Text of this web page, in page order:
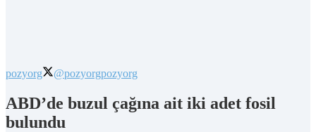
pozyorg @pozyorgpozyorg
ABD’de buzul çağına ait iki adet fosil
bulundu